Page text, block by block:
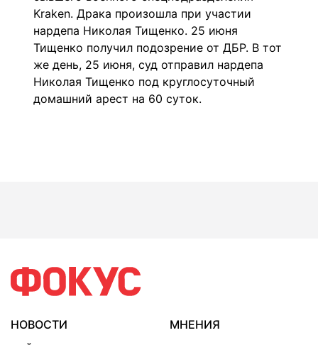
Kraken. Драка произошла при участии
нардепа Николая Тищенко. 25 июня
Тищенко получил подозрение от ДБР. В тот
же день, 25 июня, суд отправил нардепа
Николая Тищенко под круглосуточный
домашний арест на 60 суток.
НОВОСТИ
МНЕНИЯ